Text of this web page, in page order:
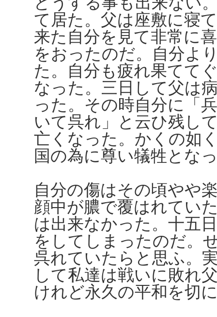
て居た。父は座敷に寝
来た自分を見て非常に
をおったのだ。自分よ
た。自分も疲れ果てて
なった。三日して父は
った。その時自分に「
いて呉れ」と云ひ残し
亡くなった。かくの如
国の為に尊い犠牲とな
自分の傷はその頃やや
顔中が膿で覆はれてい
は出来なかった。十五
をしてしまったのだ。
呉れていたらと思ふ。
して私達は戦いに敗れ
けれど永久の平和を切